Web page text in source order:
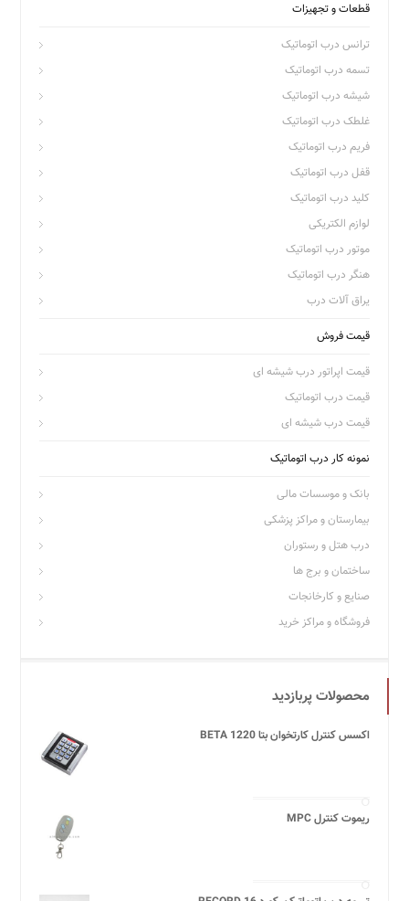
قطعات و تجهیزات
ترانس درب اتوماتیک
تسمه درب اتوماتیک
شیشه درب اتوماتیک
غلطک درب اتوماتیک
فریم درب اتوماتیک
قفل درب اتوماتیک
کلید درب اتوماتیک
لوازم الکتریکی
موتور درب اتوماتیک
هنگر درب اتوماتیک
یراق آلات درب
قیمت فروش
قیمت اپراتور درب شیشه ای
قیمت درب اتوماتیک
قیمت درب شیشه ای
نمونه کار درب اتوماتیک
بانک و موسسات مالی
بیمارستان و مراکز پزشکی
درب هتل و رستوران
ساختمان و برج ها
صنایع و کارخانجات
فروشگاه و مراکز خرید
محصولات پربازدید
اکسس کنترل کارتخوان بتا BETA 1220
ریموت کنترل MPC